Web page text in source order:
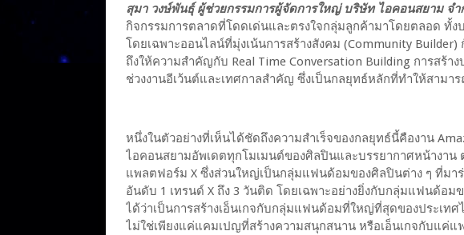
สุมา วงษ์พันธุ์ ผู้ช่วยกรรมการผู้จัดการใหญ่ บริษัท ไอคอนสยาม จำ
กิจกรรมการตลาดที่โดดเด่นและตรงใจกลุ่มลูกค้ามาโดยตลอด ทั้
โดยเฉพาะออนไลน์ที่มุ่งเน้นการสร้างสังคม (Community
ถึงให้ความสำคัญกับ Real Time Conversation Building การสร้า
ช่วงงานอีเว้นต์และเทศกาลสำคัญ ซึ่งเป็นกลยุทธ์หลักที่ทำให้สามา
หนึ่งในตัวอย่างที่เห็นได้ชัดถึงความสำเร็จของกลยุทธ์นี้คืองาน
ไอคอนสยามอัพเดตทุกโมเมนต์ของศิลปินและบรรยากาศหน้างา
แพลตฟอร์ม X ซึ่งส่วนใหญ่เป็นกลุ่มแฟนด้อมของศิลปินต่าง ๆ ที่มา
อันดับ 1 เทรนด์ X ถึง 3 วันติด โดยเฉพาะอย่างยิ่งกับกลุ่มแฟนด้อม
ได้ว่าเป็นการสร้างเอ็นเกจกับกลุ่มแฟนด้อมที่ใหญ่ที่สุดของประเท
ไม่ใช่เพียงแค่แคมเปญที่สร้างความสนุกสนาน หรือเอ็นเกจกับแค่แ